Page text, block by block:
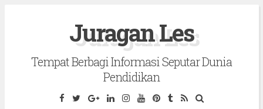
Juragan Les
Tempat Berbagi Informasi Seputar Dunia
Pendidikan